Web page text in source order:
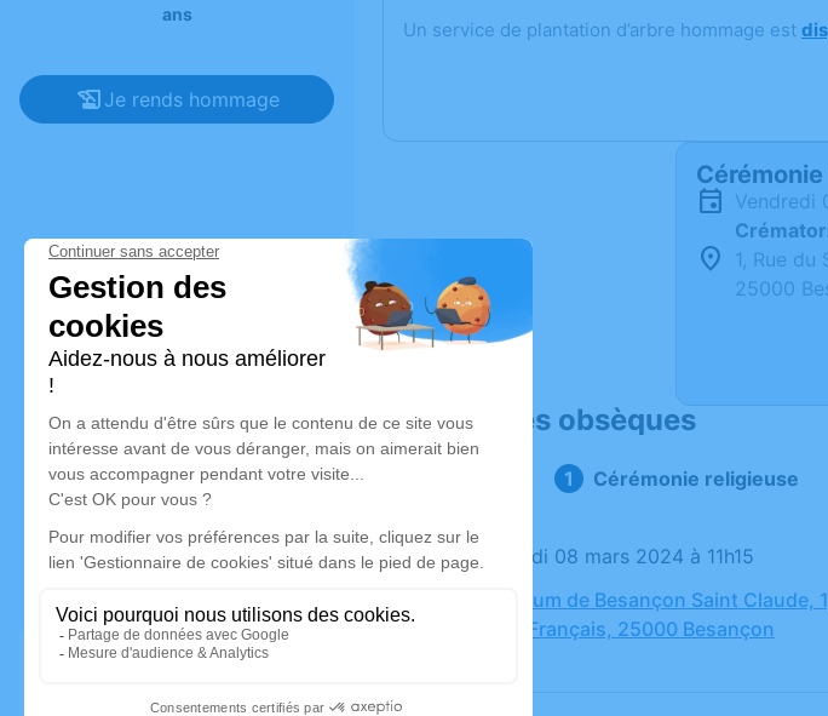
ans
Je rends hommage
Un service de plantation d’arbre hommage est
vendredi
1, Rue du
25000
Déroulé des obsèques
Cérémonie religieuse
Le vendredi 08 mars 2024 à 11h15
Crématorium de Besançon Saint Claude,
Souvenir Français, 25000 Besançon